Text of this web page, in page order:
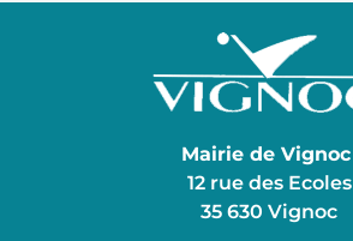
Mairie de Vignoc
12 rue des Ecoles
35 630 Vignoc